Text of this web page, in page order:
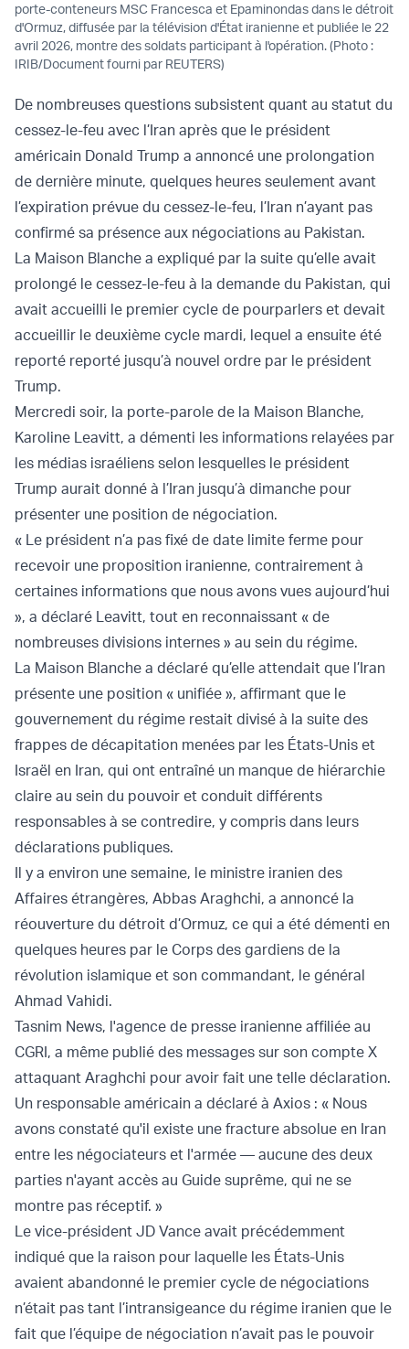
porte-conteneurs MSC Francesca et Epaminondas dans le détroit
d'Ormuz, diffusée par la télévision d'État iranienne et publiée le 22
avril 2026, montre des soldats participant à l'opération. (Photo :
IRIB/Document fourni par REUTERS)
De nombreuses questions subsistent quant au statut du
cessez-le-feu avec l’Iran après que le président
américain Donald Trump a annoncé une prolongation
de dernière minute, quelques heures seulement avant
l’expiration prévue du cessez-le-feu, l’Iran n’ayant pas
confirmé sa présence aux négociations au Pakistan.
La Maison Blanche a expliqué par la suite qu’elle avait
prolongé le cessez-le-feu à la demande du Pakistan, qui
avait accueilli le premier cycle de pourparlers et devait
accueillir le deuxième cycle mardi, lequel a ensuite été
reporté reporté jusqu’à nouvel ordre par le président
Trump.
Mercredi soir, la porte-parole de la Maison Blanche,
Karoline Leavitt, a démenti les informations relayées par
les médias israéliens selon lesquelles le président
Trump aurait donné à l’Iran jusqu’à dimanche pour
présenter une position de négociation.
« Le président n’a pas fixé de date limite ferme pour
recevoir une proposition iranienne, contrairement à
certaines informations que nous avons vues aujourd’hui
», a déclaré Leavitt, tout en reconnaissant « de
nombreuses divisions internes » au sein du régime.
La Maison Blanche a déclaré qu’elle attendait que l’Iran
présente une position « unifiée », affirmant que le
gouvernement du régime restait divisé à la suite des
frappes de décapitation menées par les États-Unis et
Israël en Iran, qui ont entraîné un manque de hiérarchie
claire au sein du pouvoir et conduit différents
responsables à se contredire, y compris dans leurs
déclarations publiques.
Il y a environ une semaine, le ministre iranien des
Affaires étrangères, Abbas Araghchi, a annoncé la
réouverture du détroit d’Ormuz, ce qui a été démenti en
quelques heures par le Corps des gardiens de la
révolution islamique et son commandant, le général
Ahmad Vahidi.
Tasnim News, l'agence de presse iranienne affiliée au
CGRI, a même publié des messages sur son compte X
attaquant Araghchi pour avoir fait une telle déclaration.
Un responsable américain a déclaré à Axios : « Nous
avons constaté qu'il existe une fracture absolue en Iran
entre les négociateurs et l'armée — aucune des deux
parties n'ayant accès au Guide suprême, qui ne se
montre pas réceptif. »
Le vice-président JD Vance avait précédemment
indiqué que la raison pour laquelle les États-Unis
avaient abandonné le premier cycle de négociations
n’était pas tant l’intransigeance du régime iranien que le
fait que l’équipe de négociation n’avait pas le pouvoir